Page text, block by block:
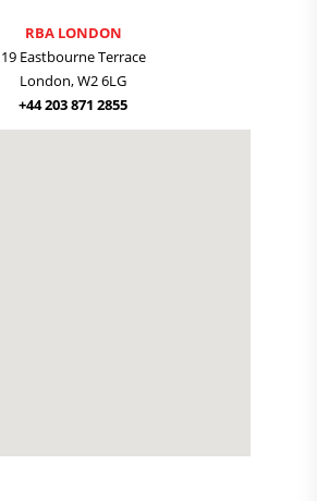
RBA LONDON
19 Eastbourne Terrace
London, W2 6LG
+44 203 871 2855